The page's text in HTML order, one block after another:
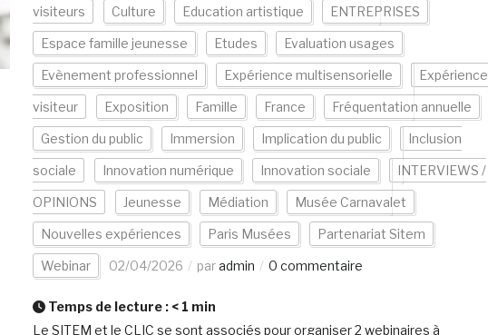
visiteurs Culture Education artistique ENTREPRISES
Espace famille jeunesse Etudes Evaluation usages
Evènement professionnel Expérience multisensorielle Expérience
visiteur Exposition Famille France Fréquentation annuelle
Gestion du public Immersion Implication du public Inclusion
sociale Innovation numérique Innovation sociale INTERVIEWS /
OPINIONS Jeunesse Médiation Musée Carnavalet
Nouvelles expériences Paris Musées Partenariat Sitem
Webinar 02/04/2026 paradmin 0 commentaire
Temps de lecture : < 1 min
Le SITEM et le CLIC se sont associés pour organiser 2 webinaires à